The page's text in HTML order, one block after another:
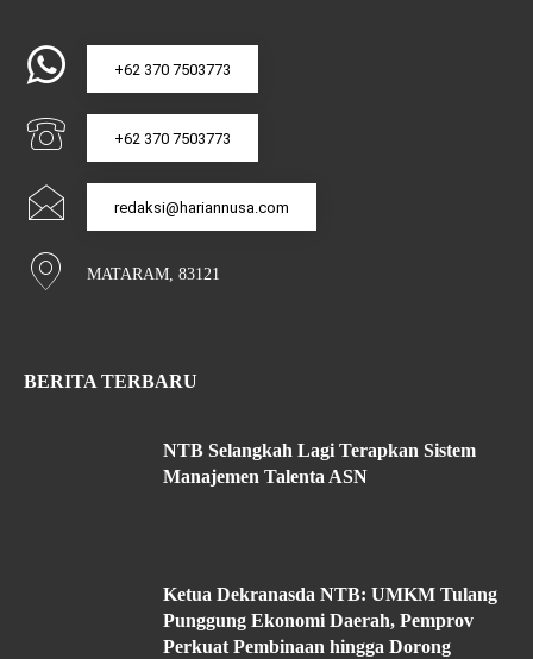
+62 370 7503773
+62 370 7503773
redaksi@hariannusa.com
MATARAM, 83121
BERITA TERBARU
NTB Selangkah Lagi Terapkan Sistem
Manajemen Talenta ASN
Ketua Dekranasda NTB: UMKM Tulang
Punggung Ekonomi Daerah, Pemprov
Perkuat Pembinaan hingga Dorong